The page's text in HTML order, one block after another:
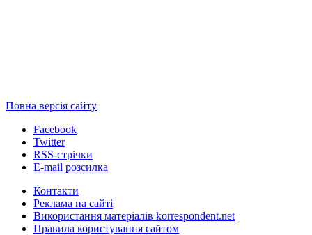
Повна версія сайту
Facebook
Twitter
RSS-стрічки
E-mail розсилка
Контакти
Реклама на сайті
Використання матеріалів korrespondent.net
Правила користування сайтом